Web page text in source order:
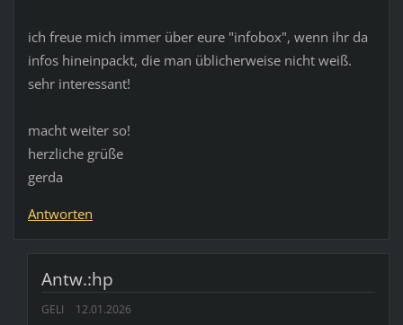
ich freue mich immer über eure "infobox", wenn ihr da
infos hineinpackt, die man üblicherweise nicht weiß.
sehr interessant!
macht weiter so!
herzliche grüße
gerda
Antworten
Antw.:hp
GELI 12.01.2026